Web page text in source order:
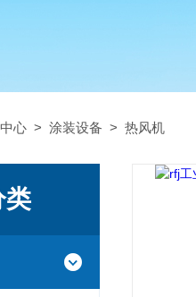
心 > 涂装设备 > 热风机
类